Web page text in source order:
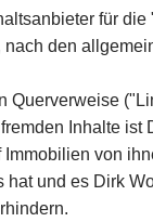
für
den
Querverweise
Inhalte ist
von
und es Dirk